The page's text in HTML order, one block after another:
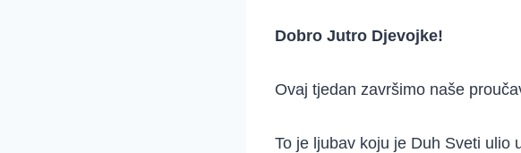
Dobro Jutro Djevojke!
Ovaj tjedan završimo naše
To je ljubav koju je Duh Sveti ulio